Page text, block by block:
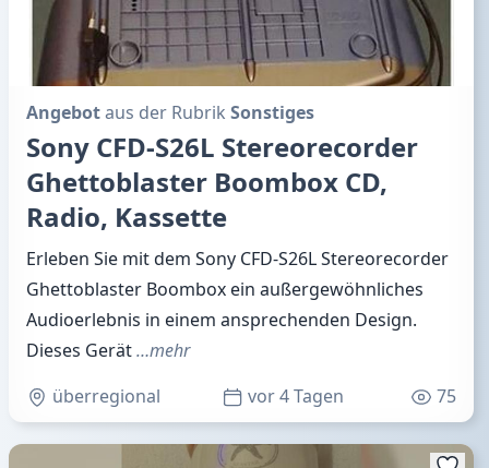
Angebotaus der Rubrik Sonstiges
Sony CFD-S26L Stereorecorder
Ghettoblaster Boombox CD,
Radio, Kassette
Erleben Sie mit dem Sony CFD-S26L Stereorecorder
Ghettoblaster Boombox ein außergewöhnliches
Audioerlebnis in einem ansprechenden Design.
Dieses Gerät…mehr
überregional
vor 4 Tagen 75